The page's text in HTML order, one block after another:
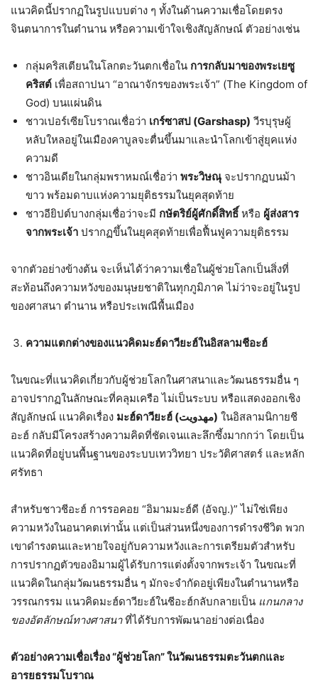
แนวคิดนี้ปรากฏในรูปแบบต่าง ๆ ทั้งในด้านความเชื่อโดยตรง
จินตนาการในตำนาน หรือความเข้าใจเชิงสัญลักษณ์ ตัวอย่างเช่น
กลุ่มคริสเตียนในโลกตะวันตกเชื่อใน การกลับมาของพระเยซู
คริสต์ เพื่อสถาปนา “อาณาจักรของพระเจ้า” (The Kingdom of
God) บนแผ่นดิน
ชาวเปอร์เซียโบราณเชื่อว่า เกร์ซาสป (Garshasp) วีรบุรุษผู้
หลับใหลอยู่ในเมืองคาบูลจะตื่นขึ้นมาและนำโลกเข้าสู่ยุคแห่ง
ความดี
ชาวอินเดียในกลุ่มพราหมณ์เชื่อว่า พระวิษณุ จะปรากฏบนม้า
ขาว พร้อมดาบแห่งความยุติธรรมในยุคสุดท้าย
ชาวอียิปต์บางกลุ่มเชื่อว่าจะมี กษัตริย์ผู้ศักดิ์สิทธิ์ หรือ ผู้ส่งสาร
จากพระเจ้า ปรากฏขึ้นในยุคสุดท้ายเพื่อฟื้นฟูความยุติธรรม
จากตัวอย่างข้างต้น จะเห็นได้ว่าความเชื่อในผู้ช่วยโลกเป็นสิ่งที่
สะท้อนถึงความหวังของมนุษยชาติในทุกภูมิภาค ไม่ว่าจะอยู่ในรูป
ของศาสนา ตำนาน หรือประเพณีพื้นเมือง
ความแตกต่างของแนวคิดมะฮ์ดาวียะฮ์ในอิสลามชีอะฮ์
ในขณะที่แนวคิดเกี่ยวกับผู้ช่วยโลกในศาสนาและวัฒนธรรมอื่น ๆ
อาจปรากฏในลักษณะที่คลุมเครือ ไม่เป็นระบบ หรือแสดงออกเชิง
สัญลักษณ์ แนวคิดเรื่อง มะฮ์ดาวียะฮ์ (مهدویت) ในอิสลามนิกายชี
อะฮ์ กลับมีโครงสร้างความคิดที่ชัดเจนและลึกซึ้งมากกว่า โดยเป็น
แนวคิดที่อยู่บนพื้นฐานของระบบเทววิทยา ประวัติศาสตร์ และหลัก
ศรัทธา
สำหรับชาวชีอะฮ์ การรอคอย “อิมามมะฮ์ดี (อัจญ.)” ไม่ใช่เพียง
ความหวังในอนาคตเท่านั้น แต่เป็นส่วนหนึ่งของการดำรงชีวิต พวก
เขาดำรงตนและหายใจอยู่กับความหวังและการเตรียมตัวสำหรับ
การปรากฏตัวของอิมามผู้ได้รับการแต่งตั้งจากพระเจ้า ในขณะที่
แนวคิดในกลุ่มวัฒนธรรมอื่น ๆ มักจะจำกัดอยู่เพียงในตำนานหรือ
วรรณกรรม แนวคิดมะฮ์ดาวียะฮ์ในชีอะฮ์กลับกลายเป็น แกนกลาง
ของอัตลักษณ์ทางศาสนาที่ได้รับการพัฒนาอย่างต่อเนื่อง
ตัวอย่างความเชื่อเรื่อง “ผู้ช่วยโลก” ในวัฒนธรรมตะวันตกและ
อารยธรรมโบราณ